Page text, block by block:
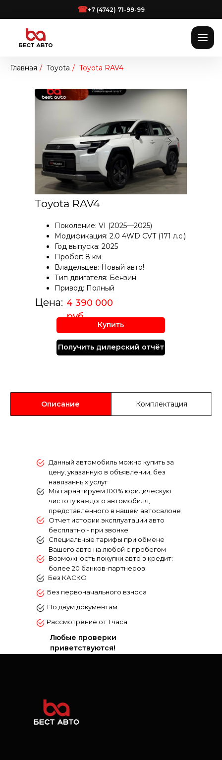
☎+7 (4742) 71-99-99
Главная / Toyota / Toyota RAV4
Поколение: VI (2025—2025)
Модификация: 2.0 4WD CVT (171 л.с.)
Год выпуска: 2025
Пробег: 8 км
Владельцев: Новый авто!
Тип двигателя: Бензин
Привод: Полный
Toyota RAV4
Цена: 4 390 000
руб.
Купить
Получить дилерский отчёт
Описание Комплектация
Данный автомобиль можно купить за
цену, указанную в объявлении, без
навязанных услуг
Mы гарантируем 100% юридическую
чистоту каждого aвтомобиля,
пpeдcтaвлeнногo в нашем автосалоне
Возможность покупки авто в кредит:
более 20 банков-партнеров:
Специальные тарифы при обмене
Вашего авто на любой с пробегом
Отчет истории эксплуатации авто
бесплатно - при звонке
Любые проверки
приветствуются!
Без КАСКО
По двум документам
Без первоначального взноса
Рассмотрение от 1 часа
- Обогрев зеркал
- Обогрев передних сидений
- Обогрев заднего стекла
- Датчик дождя